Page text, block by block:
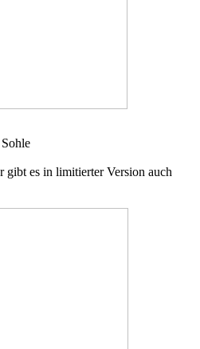
gibt es in limitierter Version auch